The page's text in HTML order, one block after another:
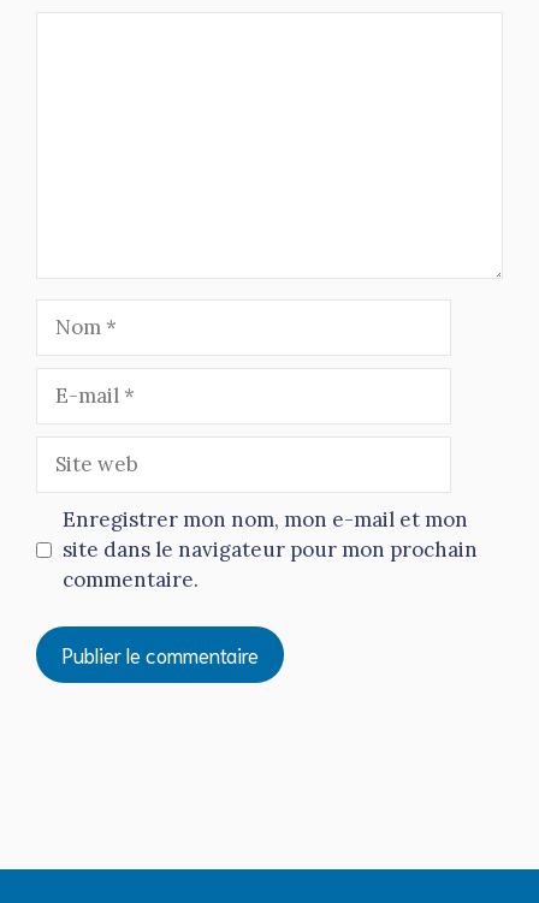
mail
web
Enregistrer mon nom, mon e-mail et mon
site dans le navigateur pour mon prochain
commentaire.